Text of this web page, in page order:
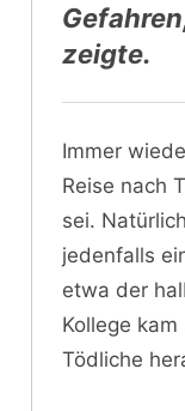
zeigte.
Immer
Reise nach
sei.
jedenfalls
etwa der
Kollege
Tödliche